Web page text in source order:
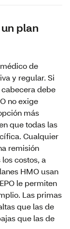
plan
de
y regular. Si
debe
no exige
más
que todas las
Cualquier
remisión
costos, a
HMO usan
le permiten
Las primas
que las de
que las de